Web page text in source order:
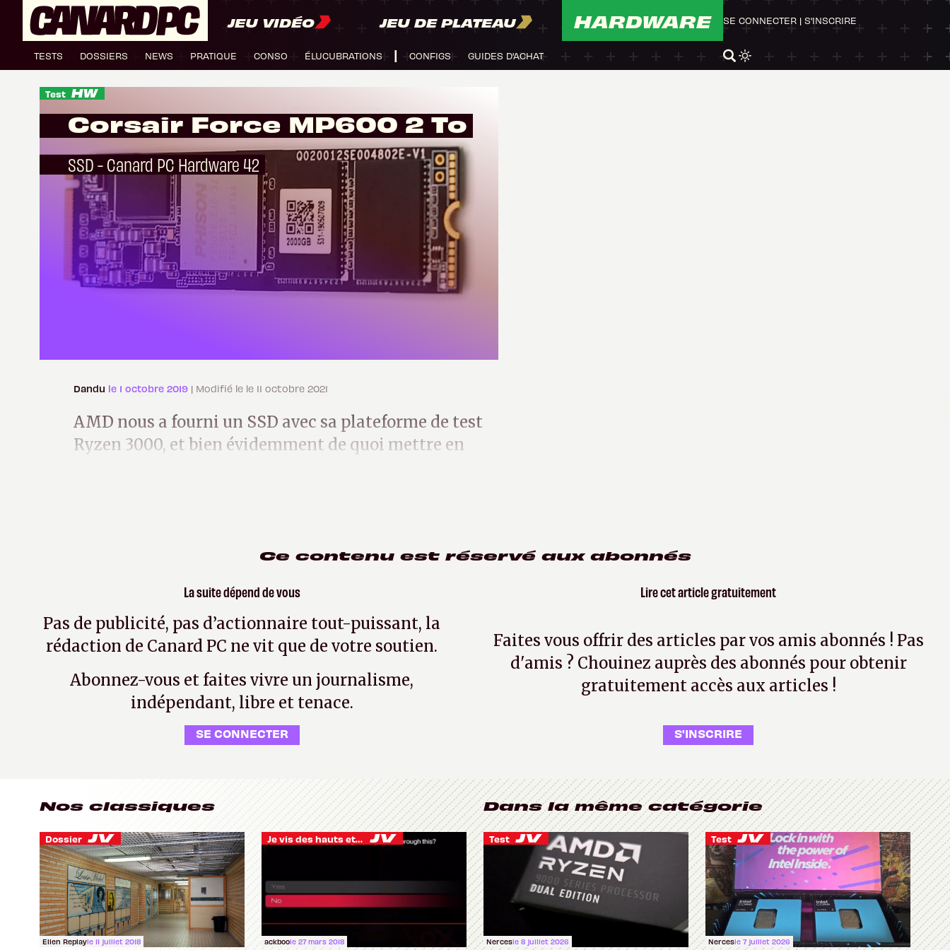
JEU VIDÉO JEU DE PLATEAU HARDWARE
TESTS DOSSIERS NEWS PRATIQUE CONSO ÉLUCUBRATIONS CONFIGS GUIDES D'ACHAT
SE CONNECTER | S'INSCRIRE
Test
Corsair Force MP600 2 To
SSD - Canard PC Hardware 42
Dandu le 1 octobre 2019 | Modifié le le 11 octobre 2021
AMD nous a fourni un SSD avec sa plateforme de test
Ryzen 3000, et bien évidemment de quoi mettre en
Ce contenu est réservé aux abonnés
La suite dépend de vous
Pas de publicité, pas d’actionnaire tout-puissant, la
rédaction de Canard PC ne vit que de votre soutien.
Abonnez-vous et faites vivre un journalisme,
indépendant, libre et tenace.
SE CONNECTER
Lire cet article gratuitement
Faites vous offrir des articles par vos amis abonnés ! Pas
d'amis ? Chouinez auprès des abonnés pour obtenir
gratuitement accès aux articles !
S'INSCRIRE
Nos classiques
Dossier
Ellen Replayle 11 juillet 2018
Je vis des hauts et des bas
ackboole 27 mars 2018
Dans la même catégorie
Test
Nercesle 8 juillet 2026
Test
Nercesle 7 juillet 2026